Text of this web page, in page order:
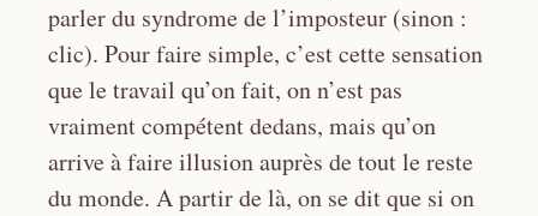
parler du syndrome de l’imposteur (sinon :
clic). Pour faire simple, c’est cette sensation
que le travail qu’on fait, on n’est pas
vraiment compétent dedans, mais qu’on
arrive à faire illusion auprès de tout le reste
du monde. A partir de là, on se dit que si on